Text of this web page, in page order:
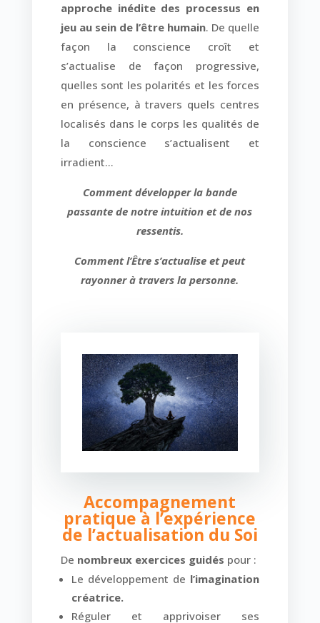
approche inédite des processus en
jeu au sein de l’être humain. De quelle
façon la conscience croît et
s’actualise de façon progressive,
quelles sont les polarités et les forces
en présence, à travers quels centres
localisés dans le corps les qualités de
la conscience s’actualisent et
irradient…
Comment développer la bande
passante de notre intuition et de nos
ressentis.
Comment l’Être s’actualise et peut
rayonner à travers la personne.
Accompagnement
pratique à l’expérience
de l’actualisation du Soi
De nombreux exercices guidés pour :
Le développement de l’imagination
créatrice.
Réguler et apprivoiser ses